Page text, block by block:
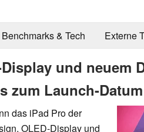
Benchmarks & Tech Externe
und neuem
zum Launch-Datum
das iPad Pro der
OLED-Display und